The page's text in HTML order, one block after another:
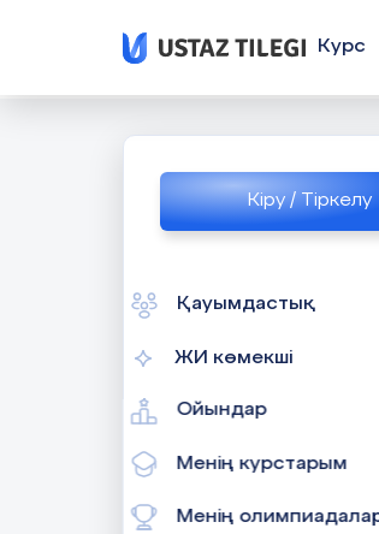
Кіру / Тіркелу
Қауымдастық
ЖИ көмекші
Ойындар
Менің курстарым
Менің
Курс